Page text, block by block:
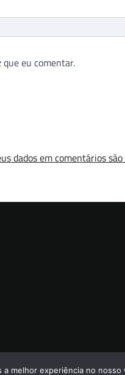
eu comentar.
dados em comentários
melhor experiência no